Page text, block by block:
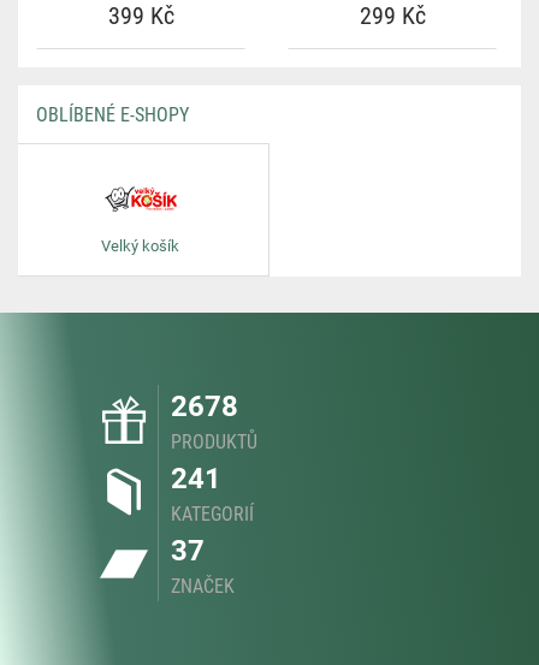
399 Kč 299 Kč
OBLÍBENÉ E-SHOPY
Velký košík
2678
PRODUKTŮ
241
KATEGORIÍ
37
ZNAČEK